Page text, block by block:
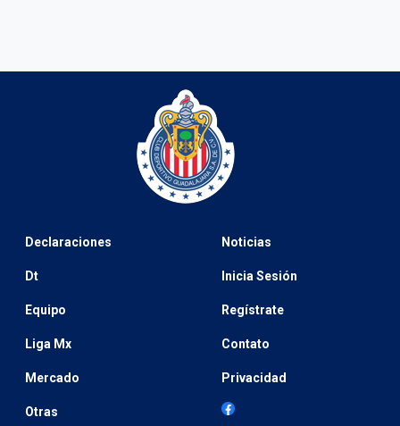
Declaraciones
Dt
Equipo
Liga Mx
Mercado
Otras
Noticias
Inicia Sesión
Regístrate
Contato
Privacidad